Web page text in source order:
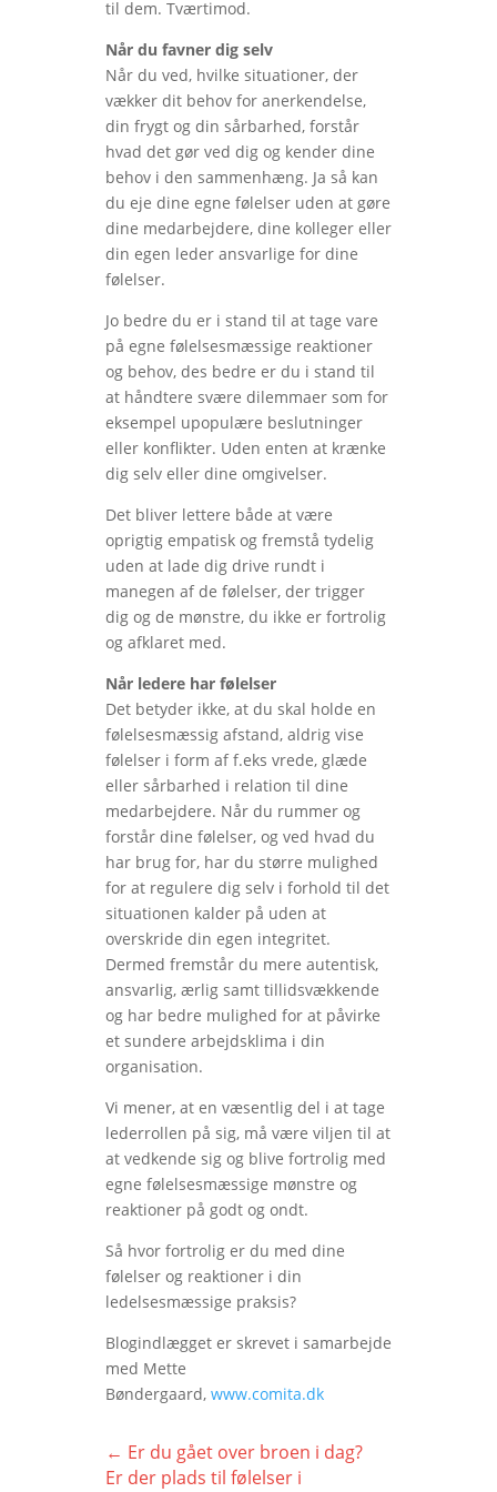
til dem. Tværtimod.
Når du favner dig selv
Når du ved, hvilke situationer, der
vækker dit behov for anerkendelse,
din frygt og din sårbarhed, forstår
hvad det gør ved dig og kender dine
behov i den sammenhæng. Ja så kan
du eje dine egne følelser uden at gøre
dine medarbejdere, dine kolleger eller
din egen leder ansvarlige for dine
følelser.
Jo bedre du er i stand til at tage vare
på egne følelsesmæssige reaktioner
og behov, des bedre er du i stand til
at håndtere svære dilemmaer som for
eksempel upopulære beslutninger
eller konflikter. Uden enten at krænke
dig selv eller dine omgivelser.
Det bliver lettere både at være
oprigtig empatisk og fremstå tydelig
uden at lade dig drive rundt i
manegen af de følelser, der trigger
dig og de mønstre, du ikke er fortrolig
og afklaret med.
Når ledere har følelser
Det betyder ikke, at du skal holde en
følelsesmæssig afstand, aldrig vise
følelser i form af f.eks vrede, glæde
eller sårbarhed i relation til dine
medarbejdere. Når du rummer og
forstår dine følelser, og ved hvad du
har brug for, har du større mulighed
for at regulere dig selv i forhold til det
situationen kalder på uden at
overskride din egen integritet.
Dermed fremstår du mere autentisk,
ansvarlig, ærlig samt tillidsvækkende
og har bedre mulighed for at påvirke
et sundere arbejdsklima i din
organisation.
Vi mener, at en væsentlig del i at tage
lederrollen på sig, må være viljen til at
at vedkende sig og blive fortrolig med
egne følelsesmæssige mønstre og
reaktioner på godt og ondt.
Så hvor fortrolig er du med dine
følelser og reaktioner i din
ledelsesmæssige praksis?
Blogindlægget er skrevet i samarbejde
med Mette
Bøndergaard, www.comita.dk
← Er du gået over broen i dag?
Er der plads til følelser i